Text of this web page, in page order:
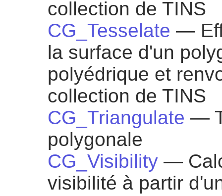
collection de TINS
CG_Tesselate —
la surface d'un
polyédrique et
collection de TINS
CG_Triangulate —
polygonale
CG_Visibility —
visibilité à partir